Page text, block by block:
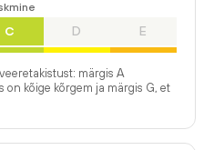
C D E
märgis A
kõige kõrgem ja märgis G, et